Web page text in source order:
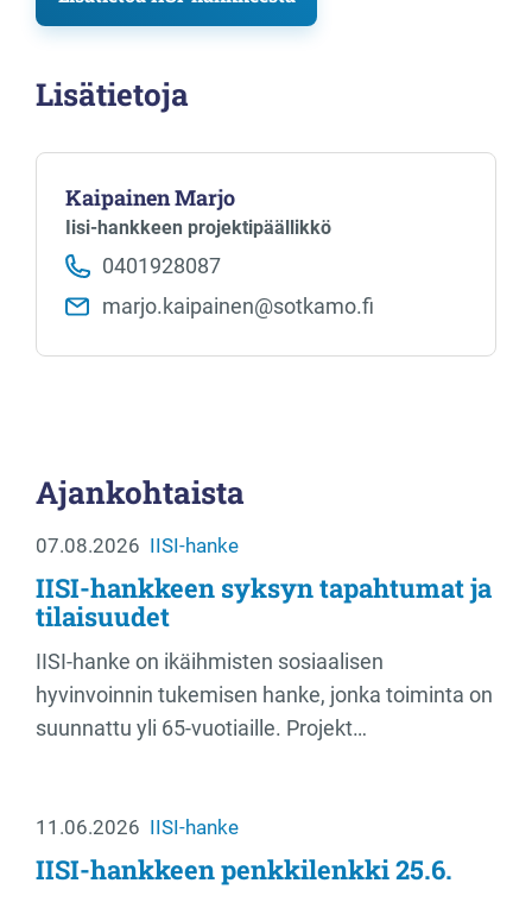
Lisätietoja
Kaipainen Marjo
Iisi-hankkeen projektipäällikkö
0401928087
marjo.kaipainen​@sotkamo.fi
Ajankohtaista
07.08.2026 IISI-hanke
IISI-hankkeen syksyn tapahtumat ja
tilaisuudet
IISI-hanke on ikäihmisten sosiaalisen
hyvinvoinnin tukemisen hanke, jonka toiminta on
suunnattu yli 65-vuotiaille. Projekt…
11.06.2026 IISI-hanke
IISI-hankkeen penkkilenkki 25.6.